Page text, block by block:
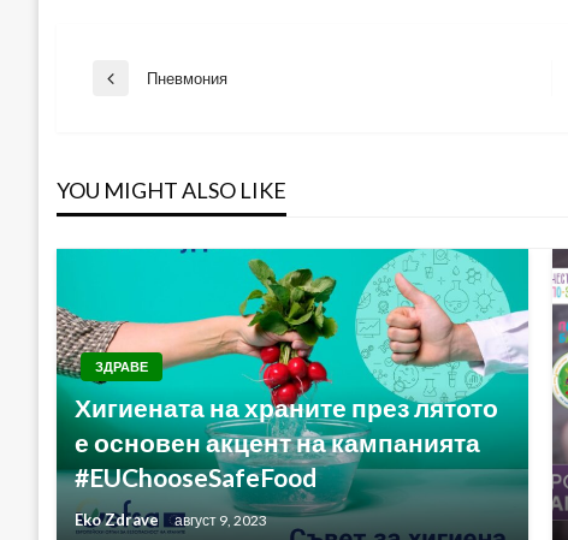
Навигация
Previous
Пневмония
YOU MIGHT ALSO LIKE
ЗДРАВЕ
Хигиената на храните през лятото
е основен акцент на кампанията
#EUChooseSafeFood
Eko Zdrave август 9, 2023